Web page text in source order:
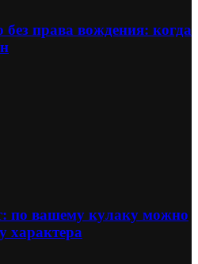
без права вождения: когда
по вашему кулаку можно
характера